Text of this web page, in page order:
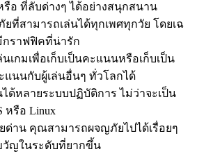
อ ที่ลับด่างๆ ได้อย่างสนุกสนาน
ยที่สามารถเล่นได้ทุกเพศทุกวัย โดยเฉ
กราฟฟิคที่น่ารัก
เกมเพื่อเก็บเป็นคะแนนหรือเก็บเป็น
แนนกับผู้เล่นอื่นๆ ทั่วโลกได้
ได้หลายระบบปฏิบัติการ ไม่ว่าจะเป็น
หรือ Linux
ด่าน คุณสามารถผจญภัยไปได้เรื่อยๆ
วัญในระดับที่ยากขึ้น